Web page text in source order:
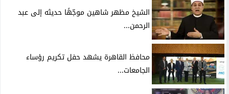
الشيخ مظهر شاهين موجّهًا حديثه إلى عبد
الرحمن...
محافظ القاهرة يشهد حفل تكريم رؤساء
الجامعات...